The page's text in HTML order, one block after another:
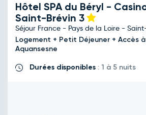
Hôtel SPA du Béryl -
Saint-Brévin 3
Séjour France - Pays de la Loire -
Logement + Petit Déjeuner + Accès
Aquansesne
Durées disponibles : 1 à 5 nuits